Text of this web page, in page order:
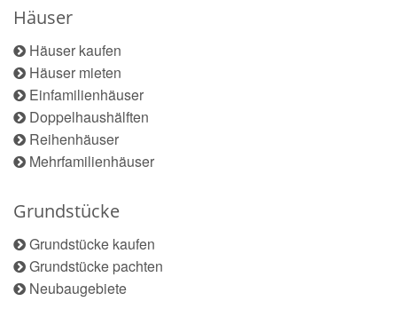
Häuser
Häuser kaufen
Häuser mieten
Einfamilienhäuser
Doppelhaushälften
Reihenhäuser
Mehrfamilienhäuser
Grundstücke
Grundstücke kaufen
Grundstücke pachten
Neubaugebiete